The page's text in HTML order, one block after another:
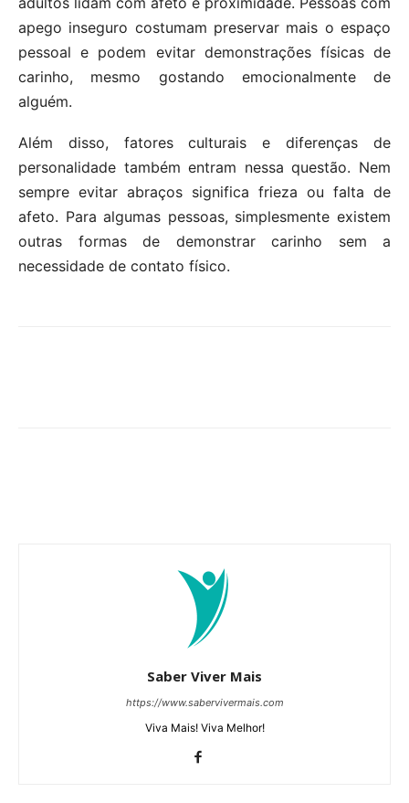
apego inseguro costumam preservar mais o espaço
pessoal e podem evitar demonstrações físicas de
carinho, mesmo gostando emocionalmente de
alguém.
Além disso, fatores culturais e diferenças de
personalidade também entram nessa questão. Nem
sempre evitar abraços significa frieza ou falta de
afeto. Para algumas pessoas, simplesmente existem
outras formas de demonstrar carinho sem a
necessidade de contato físico.
Saber Viver Mais
https://www.sabervivermais.com
Viva Mais! Viva Melhor!